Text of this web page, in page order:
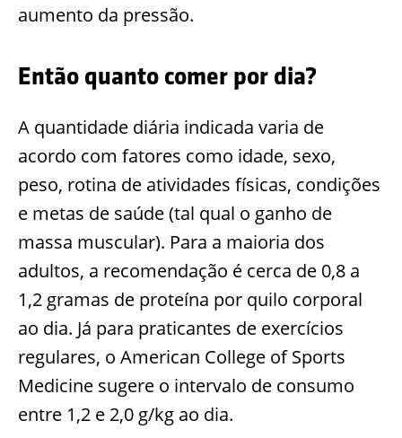
aumento da pressão.
Então quanto comer por dia?
A quantidade diária indicada varia de
acordo com fatores como idade, sexo,
peso, rotina de atividades físicas, condições
e metas de saúde (tal qual o ganho de
massa muscular). Para a maioria dos
adultos, a recomendação é cerca de 0,8 a
1,2 gramas de proteína por quilo corporal
ao dia. Já para praticantes de exercícios
regulares, o American College of Sports
Medicine sugere o intervalo de consumo
entre 1,2 e 2,0 g/kg ao dia.